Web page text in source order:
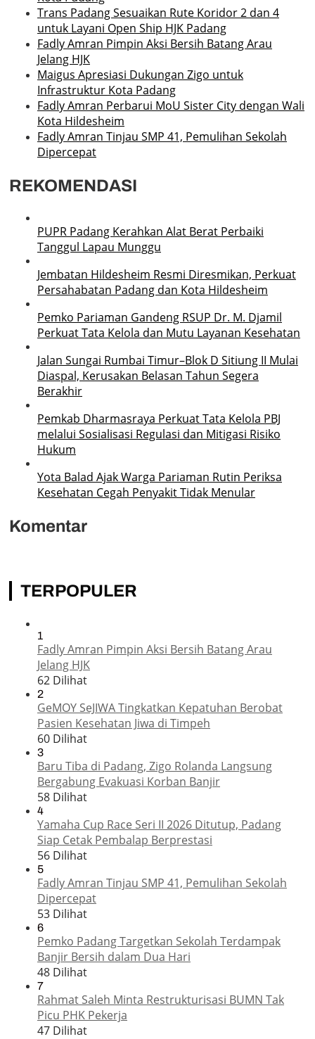
Trans Padang Sesuaikan Rute Koridor 2 dan 4
untuk Layani Open Ship HJK Padang
Fadly Amran Pimpin Aksi Bersih Batang Arau
Jelang HJK
Maigus Apresiasi Dukungan Zigo untuk
Infrastruktur Kota Padang
Fadly Amran Perbarui MoU Sister City dengan Wali
Kota Hildesheim
Fadly Amran Tinjau SMP 41, Pemulihan Sekolah
Dipercepat
REKOMENDASI
PUPR Padang Kerahkan Alat Berat Perbaiki
Tanggul Lapau Munggu
Jembatan Hildesheim Resmi Diresmikan, Perkuat
Persahabatan Padang dan Kota Hildesheim
Pemko Pariaman Gandeng RSUP Dr. M. Djamil
Perkuat Tata Kelola dan Mutu Layanan Kesehatan
Jalan Sungai Rumbai Timur–Blok D Sitiung II Mulai
Diaspal, Kerusakan Belasan Tahun Segera
Berakhir
Pemkab Dharmasraya Perkuat Tata Kelola PBJ
melalui Sosialisasi Regulasi dan Mitigasi Risiko
Hukum
Yota Balad Ajak Warga Pariaman Rutin Periksa
Kesehatan Cegah Penyakit Tidak Menular
Komentar
TERPOPULER
1
Fadly Amran Pimpin Aksi Bersih Batang Arau
Jelang HJK
62 Dilihat
2
GeMOY SeJIWA Tingkatkan Kepatuhan Berobat
Pasien Kesehatan Jiwa di Timpeh
60 Dilihat
3
Baru Tiba di Padang, Zigo Rolanda Langsung
Bergabung Evakuasi Korban Banjir
58 Dilihat
4
Yamaha Cup Race Seri II 2026 Ditutup, Padang
Siap Cetak Pembalap Berprestasi
56 Dilihat
5
Fadly Amran Tinjau SMP 41, Pemulihan Sekolah
Dipercepat
53 Dilihat
6
Pemko Padang Targetkan Sekolah Terdampak
Banjir Bersih dalam Dua Hari
48 Dilihat
7
Rahmat Saleh Minta Restrukturisasi BUMN Tak
Picu PHK Pekerja
47 Dilihat